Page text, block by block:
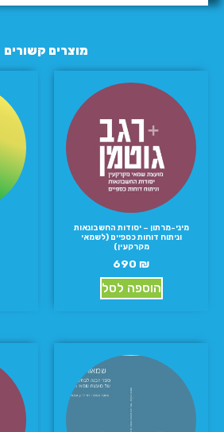
מוצרים קשורים
מיני-מרתון – יסודות החשבונאות
וניתוח דוחות כספיים (לשמאי
מקרקעין)
690 ₪
הוספה לסל